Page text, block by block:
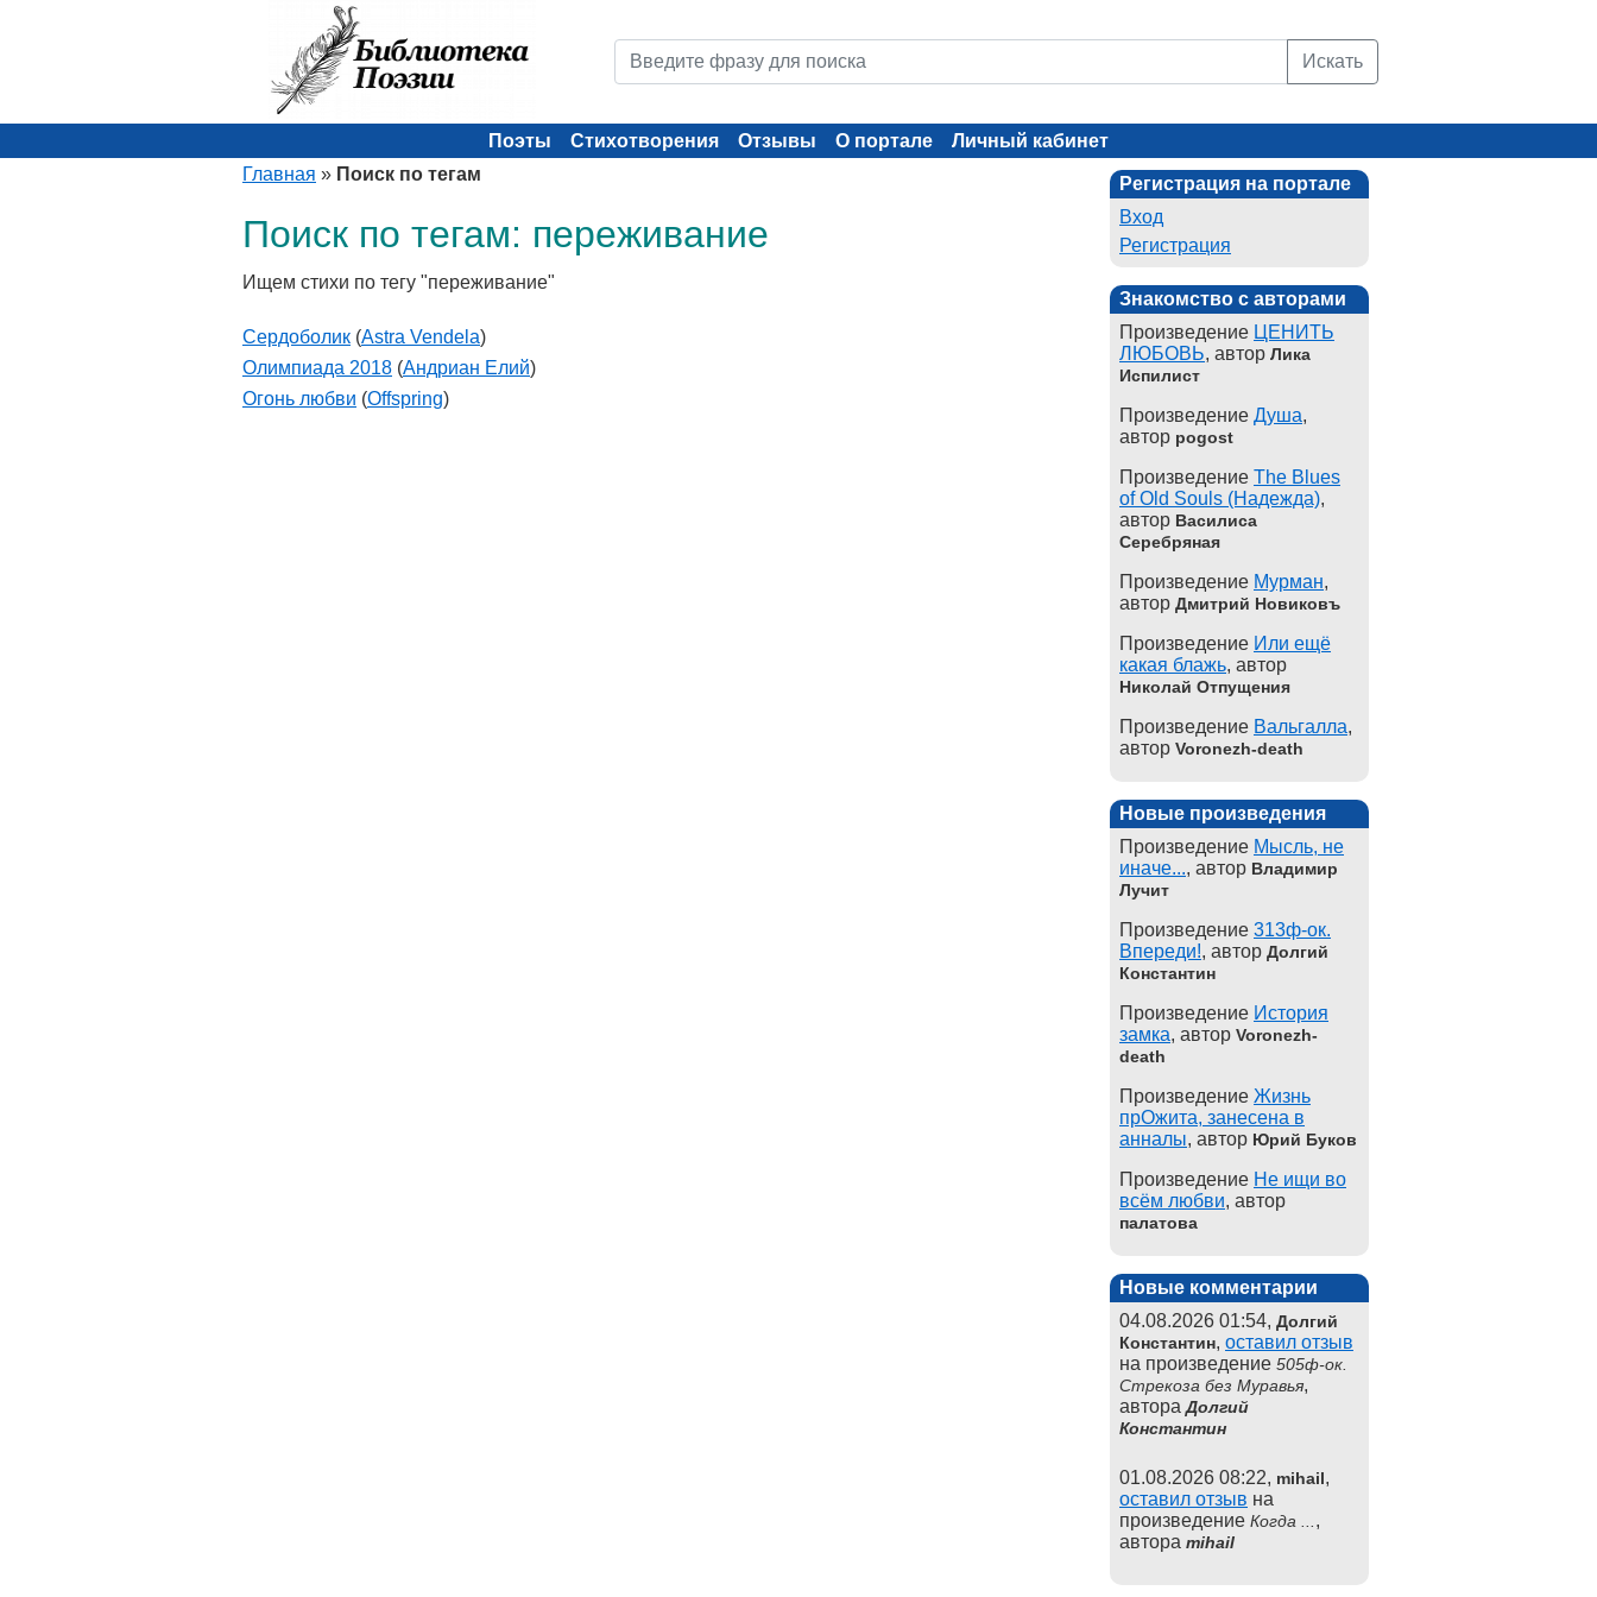
Искать
Поэты Стихотворения Отзывы О портале
Личный кабинет
Главная » Поиск по тегам
Поиск по тегам: переживание
Ищем стихи по тегу "переживание"
Сердоболик (Astra Vendela)
Олимпиада 2018 (Андриан Елий)
Огонь любви (Offspring)
Регистрация на портале
Вход
Регистрация
Знакомство с авторами
Произведение ЦЕНИТЬ
ЛЮБОВЬ, автор Лика
Испилист
Произведение Душа,
автор pogost
Произведение The Blues
of Old Souls (Надежда),
автор Василиса
Серебряная
Произведение Мурман,
автор Дмитрий Новиковъ
Произведение Или ещё
какая блажь, автор
Николай Отпущения
Произведение Вальгалла,
автор Voronezh-death
Новые произведения
Произведение Мысль, не
иначе..., автор Владимир
Лучит
Произведение 313ф-ок.
Впереди!, автор Долгий
Константин
Произведение История
замка, автор Voronezh-
death
Произведение Жизнь
прОжита, занесена в
анналы, автор Юрий Буков
Произведение Не ищи во
всём любви, автор
палатова
Новые комментарии
04.08.2026 01:54, Долгий
Константин, оставил отзыв
на произведение 505ф-ок.
Стрекоза без Муравья,
автораДолгий
Константин
01.08.2026 08:22, mihail,
оставил отзыв на
произведение Когда ... ,
автора mihail